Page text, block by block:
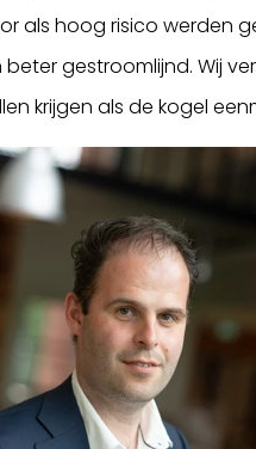
als hoog risico werden
gestroomlijnd. Wij
krijgen als de kogel